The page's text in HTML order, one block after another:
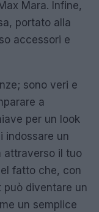
Mara. Infine,
portato alla
accessori e
sono veri e
a
per un look
indossare un
attraverso il tuo
fatto che, con
diventare un
un semplice